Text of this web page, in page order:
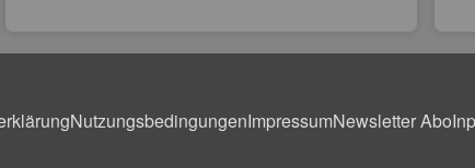
NutzungsbedingungenImpressumNewsletter Abo